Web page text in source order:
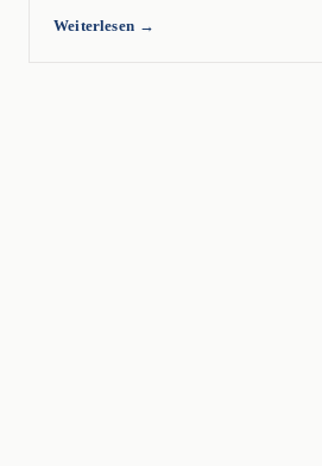
Weiterlesen →